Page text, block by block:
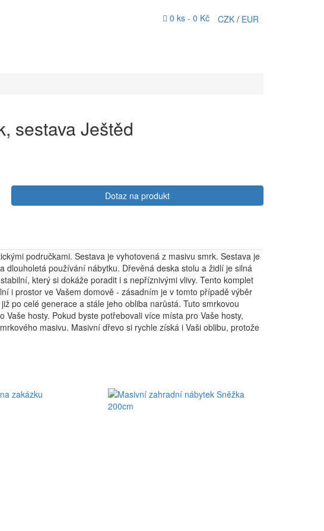
0 ks - 0 Kč CZK / EUR
sestava Ještěd
Dotaz na produkt
područkami. Sestava je vyhotovená z masivu smrk. Sestava je
používání nábytku. Dřevěná deska stolu a židlí je silná
který si dokáže poradit i s nepříznivými vlivy. Tento komplet
i prostor ve Vašem domově - zásadním je v tomto případě výběr
po celé generace a stále jeho obliba narůstá. Tuto smrkovou
hosty. Pokud byste potřebovali více místa pro Vaše hosty,
masivu. Masivní dřevo si rychle získá i Vaši oblibu, protože